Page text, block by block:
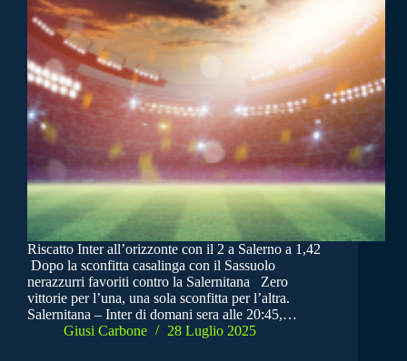
Riscatto Inter all’orizzonte con il 2 a Salerno a 1,42
Dopo la sconfitta casalinga con il Sassuolo
nerazzurri favoriti contro la Salernitana Zero
vittorie per l’una, una sola sconfitta per l’altra.
Salernitana – Inter di domani sera alle 20:45,…
Giusi Carbone
28 Luglio 2025